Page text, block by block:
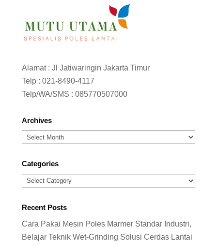
Alamat : Jl Jatiwaringin Jakarta Timur
Telp : 021-8490-4117
Telp/WA/SMS : 085770507000
Archives
Archives
Categories
Categories
Recent Posts
Cara Pakai Mesin Poles Marmer Standar Industri,
Belajar Teknik Wet-Grinding Solusi Cerdas Lantai